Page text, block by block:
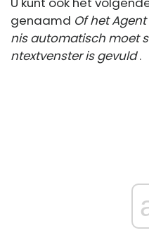
genaamd Of het
nis automatisch moet
ntextvenster is gevuld.